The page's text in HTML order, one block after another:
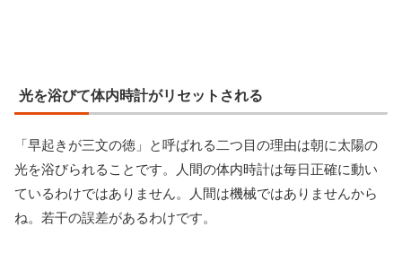
光を浴びて体内時計がリセットされる
「早起きが三文の徳」と呼ばれる二つ目の理由は朝に太陽の
光を浴びられることです。人間の体内時計は毎日正確に動い
ているわけではありません。人間は機械ではありませんから
ね。若干の誤差があるわけです。